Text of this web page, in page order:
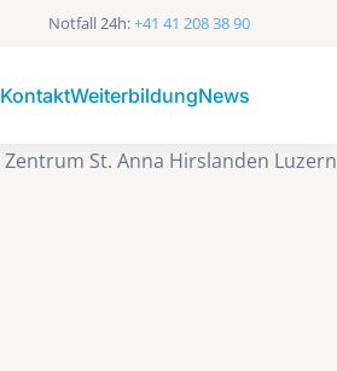
Notfall 24h:+41 41 208 38 90
KontaktWeiterbildungNews